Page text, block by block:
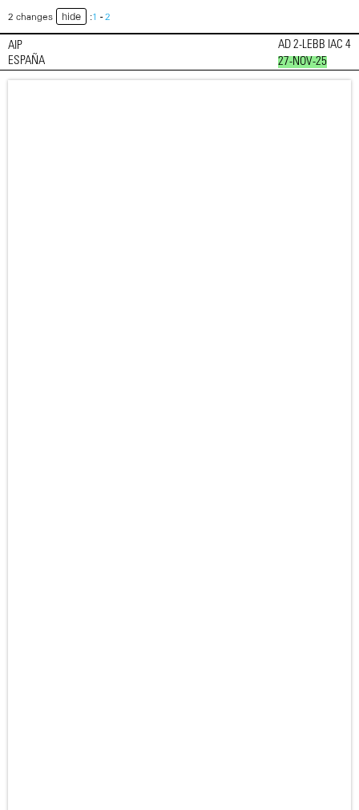
2 changes hide :1 -2
AIP
ESPAÑA
AD 2-LEBB IAC 4
27-NOV-25